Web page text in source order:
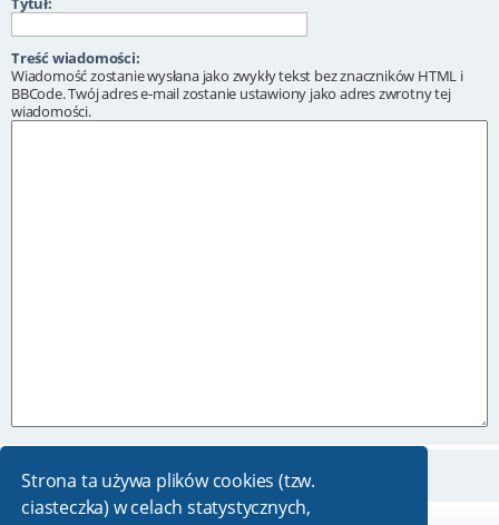
Strona ta używa plików cookies (tzw.
ciasteczka) w celach statystycznych,
Treść wiadomości:
Wiadomość zostanie wysłana jako zwykły tekst bez znaczników HTML i
BBCode. Twój adres e-mail zostanie ustawiony jako adres zwrotny tej
wiadomości.